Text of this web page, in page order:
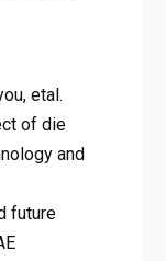
etal.
of die
and
future